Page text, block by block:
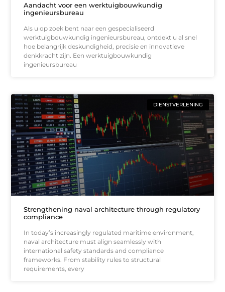
Aandacht voor een werktuigbouwkundig
ingenieursbureau
Als u op zoek bent naar een gespecialiseerd
werktuigbouwkundig ingenieursbureau, ontdekt u al snel
hoe belangrijk deskundigheid, precisie en innovatieve
denkkracht zijn. Een werktuigbouwkundig
ingenieursbureau
DIENSTVERLENING
Strengthening naval architecture through regulatory
compliance
In today’s increasingly regulated maritime environment,
naval architecture must align seamlessly with
international safety standards and compliance
frameworks. From stability rules to structural
requirements, every